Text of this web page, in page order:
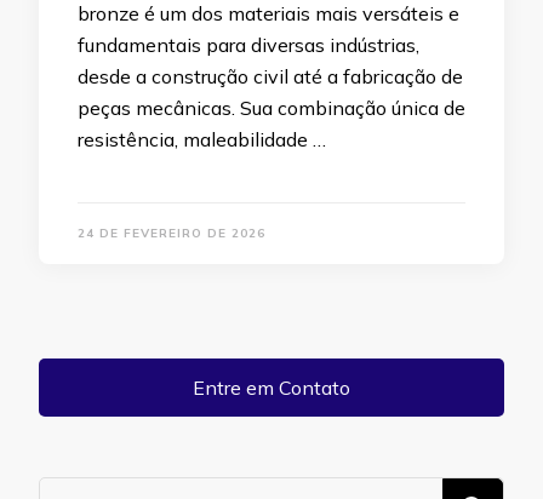
bronze é um dos materiais mais versáteis e
fundamentais para diversas indústrias,
desde a construção civil até a fabricação de
peças mecânicas. Sua combinação única de
resistência, maleabilidade …
24 DE FEVEREIRO DE 2026
Entre em Contato